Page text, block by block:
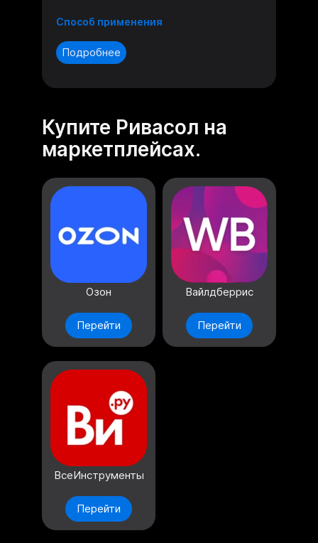
Способ применения
Подробнее
Купите Ривасол на
маркетплейсах.
Озон
Перейти
Вайлдберрис
Перейти
ВсеИнструменты
Перейти